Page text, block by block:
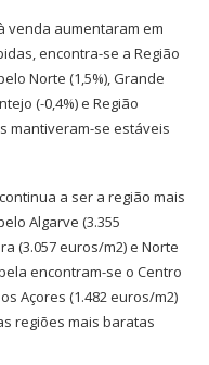
venda aumentaram em
encontra-se a Região
Norte (1,5%), Grande
(-0,4%) e Região
mantiveram-se estáveis
a ser a região mais
Algarve (3.355
(3.057 euros/m2) e Norte
encontram-se o Centro
Açores (1.482 euros/m2)
regiões mais baratas